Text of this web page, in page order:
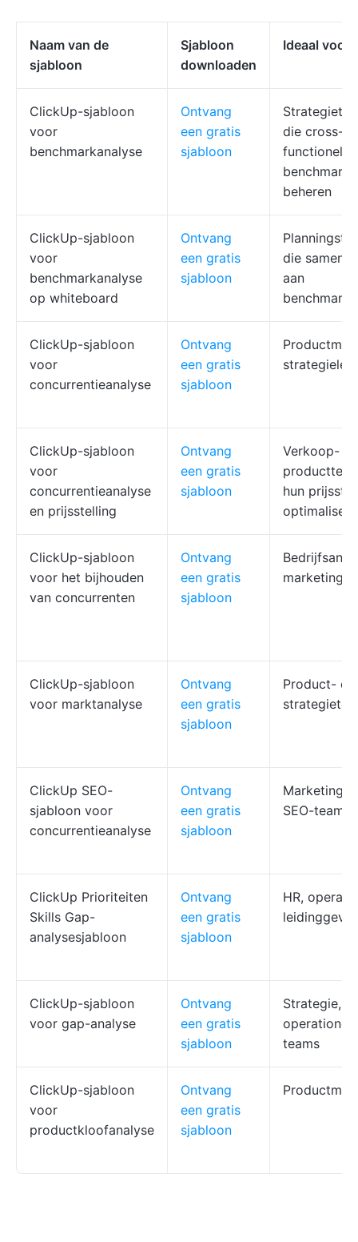
Naam van de
sjabloon
Sjabloon
downloaden
Ideaal voor
ClickUp-sjabloon
voor
benchmarkanalyse
Ontvang
een gratis
sjabloon
die cross-
functionele
beheren
ClickUp-sjabloon
voor
benchmarkanalyse
op whiteboard
Ontvang
een gratis
sjabloon
die
aan
ClickUp-sjabloon
voor
concurrentieanalyse
Ontvang
een gratis
sjabloon
ClickUp-sjabloon
voor
concurrentieanalyse
en prijsstelling
Ontvang
een gratis
sjabloon
Verkoop- en
hun
ClickUp-sjabloon
voor het bijhouden
van concurrenten
Ontvang
een gratis
sjabloon
ClickUp-sjabloon
voor marktanalyse
Ontvang
een gratis
sjabloon
Product- en
ClickUp SEO-
sjabloon voor
concurrentieanalyse
Ontvang
een gratis
sjabloon
Marketing-
SEO-teams
ClickUp Prioriteiten
Skills Gap-
analysesjabloon
Ontvang
een gratis
sjabloon
HR,
ClickUp-sjabloon
voor gap-analyse
Ontvang
een gratis
sjabloon
Strategie,
operationele
teams
ClickUp-sjabloon
voor
productkloofanalyse
Ontvang
een gratis
sjabloon